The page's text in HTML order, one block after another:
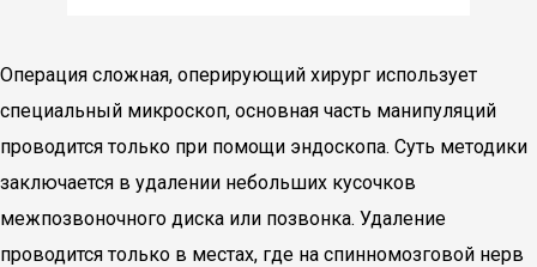
Операция сложная, оперирующий хирург использует
специальный микроскоп, основная часть манипуляций
проводится только при помощи эндоскопа. Суть методики
заключается в удалении небольших кусочков
межпозвоночного диска или позвонка. Удаление
проводится только в местах, где на спинномозговой нерв